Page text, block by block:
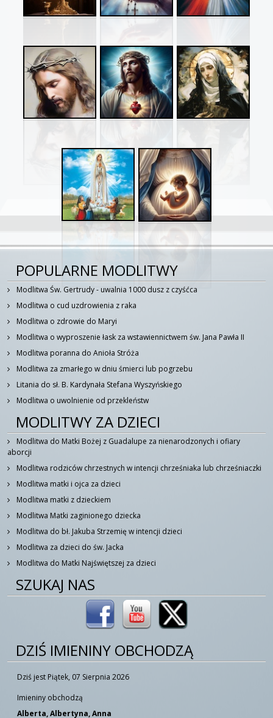
POPULARNE MODLITWY
Modlitwa Św. Gertrudy - uwalnia 1000 dusz z czyśćca
Modlitwa o cud uzdrowienia z raka
Modlitwa o zdrowie do Maryi
Modlitwa o wyproszenie łask za wstawiennictwem św. Jana Pawła II
Modlitwa poranna do Anioła Stróża
Modlitwa za zmarłego w dniu śmierci lub pogrzebu
Litania do sł. B. Kardynała Stefana Wyszyńskiego
Modlitwa o uwolnienie od przekleństw
MODLITWY ZA DZIECI
Modlitwa do Matki Bożej z Guadalupe za nienarodzonych i ofiary
aborcji
Modlitwa rodziców chrzestnych w intencji chrześniaka lub chrześniaczki
Modlitwa matki i ojca za dzieci
Modlitwa matki z dzieckiem
Modlitwa Matki zaginionego dziecka
Modlitwa do bł. Jakuba Strzemię w intencji dzieci
Modlitwa za dzieci do św. Jacka
Modlitwa do Matki Najświętszej za dzieci
SZUKAJ NAS
DZIŚ IMIENINY OBCHODZĄ
Dziś jest Piątek, 07 Sierpnia 2026
Imieniny obchodzą
Alberta, Albertyna, Anna